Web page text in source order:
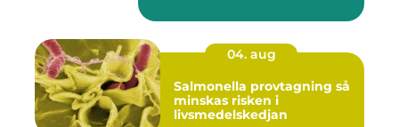
04. aug
Salmonella provtagning så
minskas risken i
livsmedelskedjan